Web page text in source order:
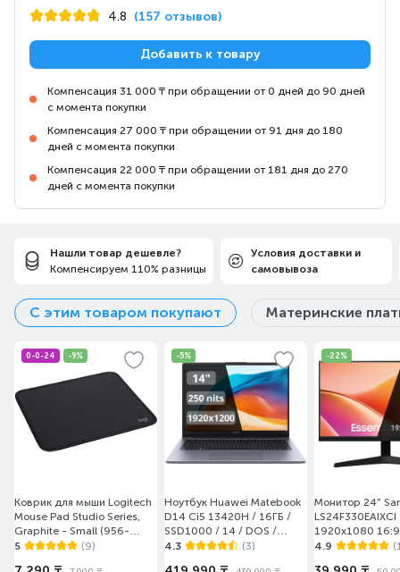
4.8 (157 отзывов)
Добавить к товару
Компенсация 31 000 ₸ при обращении от 0 дней до 90 дней
с момента покупки
Компенсация 27 000 ₸ при обращении от 91 дня до 180
дней с момента покупки
Компенсация 22 000 ₸ при обращении от 181 дня до 270
дней с момента покупки
Нашли товар дешевле?
Компенсируем 110% разницы
Условия доставки и
самовывоза
С этим товаром покупают Материнские
0-0-24 -9%
Коврик для мыши Logitech
Mouse Pad Studio Series,
Graphite - Small (956-
000049)
5 (9)
-5%
Ноутбук Huawei Matebook
D14 Ci5 13420H / 16ГБ /
SSD1000 / 14 / DOS /
(MendelG-W5611D/DOS)
4.3 (3)
-22%
Монитор 24"
LS24F330EAIXCI
1920x1080
(HDMI+DP) Black
4.9